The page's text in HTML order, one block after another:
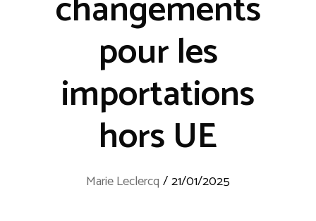
pour les
importations
hors UE
Marie Leclercq /21/01/2025